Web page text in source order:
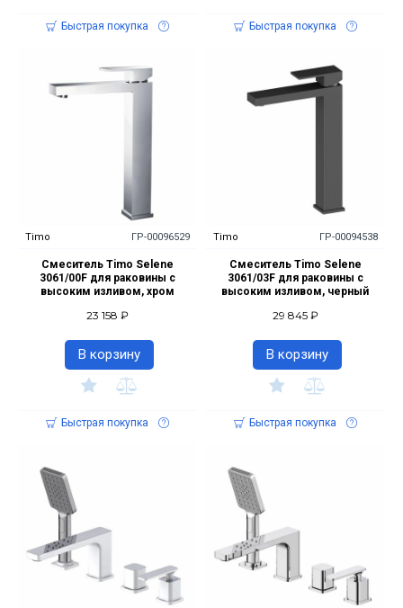
Быстрая покупка Быстрая покупка
Timo ГР-00096529
Смеситель Timo Selene
3061/00F для раковины с
высоким изливом, хром
23 158 ₽
В корзину
Быстрая покупка
Timo ГР-00094538
Смеситель Timo Selene
3061/03F для раковины с
высоким изливом, черный
29 845 ₽
В корзину
Быстрая покупка